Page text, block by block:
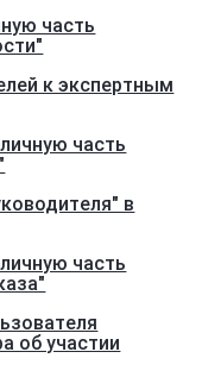
часть
к экспертным
часть
в
часть
об участии